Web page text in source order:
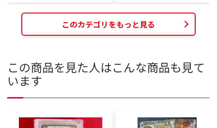
このカテゴリをもっと見る
この商品を見た人はこんな商品も見て
います